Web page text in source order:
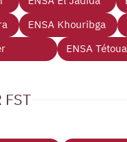
ENSA Khouribga
ENSA
FST